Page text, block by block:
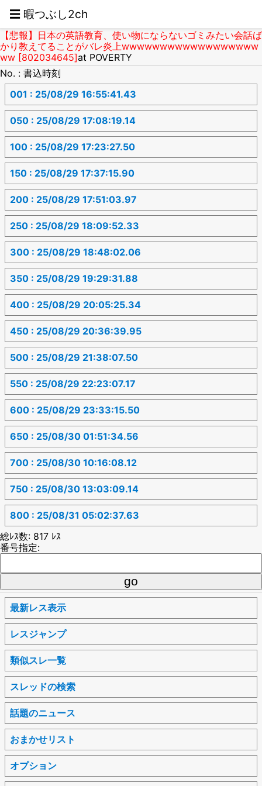
☰ 暇つぶし2ch
【悲報】日本の英語教育、使い物にならないゴミみたい会話ば
かり教えてることがバレ炎上wwwwwwwwwwwwwwwwww
ww [802034645]at POVERTY
No. : 書込時刻
001 : 25/08/29 16:55:41.43
050 : 25/08/29 17:08:19.14
100 : 25/08/29 17:23:27.50
150 : 25/08/29 17:37:15.90
200 : 25/08/29 17:51:03.97
250 : 25/08/29 18:09:52.33
300 : 25/08/29 18:48:02.06
350 : 25/08/29 19:29:31.88
400 : 25/08/29 20:05:25.34
450 : 25/08/29 20:36:39.95
500 : 25/08/29 21:38:07.50
550 : 25/08/29 22:23:07.17
600 : 25/08/29 23:33:15.50
650 : 25/08/30 01:51:34.56
700 : 25/08/30 10:16:08.12
750 : 25/08/30 13:03:09.14
800 : 25/08/31 05:02:37.63
総ﾚｽ数: 817 ﾚｽ
番号指定:
最新レス表示
レスジャンプ
類似スレ一覧
スレッドの検索
話題のニュース
おまかせリスト
オプション